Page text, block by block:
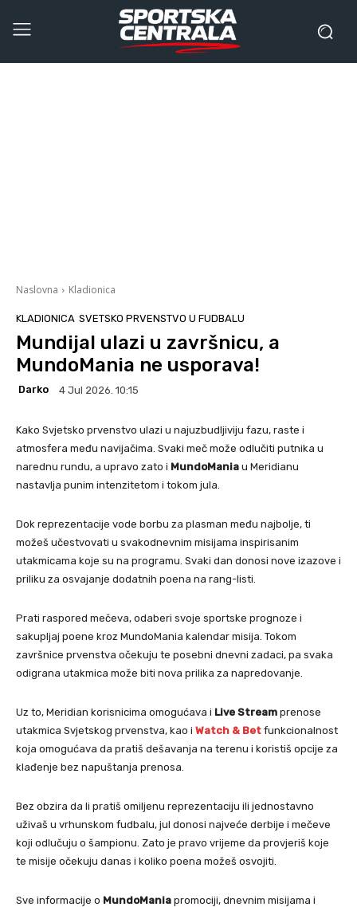
Naslovna Kladionica
KLADIONICA SVETSKO PRVENSTVO U FUDBALU
Mundijal ulazi u završnicu, a
MundoMania ne usporava!
Darko 4 Jul 2026. 10:15
Kako Svjetsko prvenstvo ulazi u najuzbudljiviju fazu, raste i
atmosfera među navijačima. Svaki meč može odlučiti putnika u
narednu rundu, a upravo zato i MundoMania u Meridianu
nastavlja punim intenzitetom i tokom jula.
Dok reprezentacije vode borbu za plasman među najbolje, ti
možeš učestvovati u svakodnevnim misijama inspirisanim
utakmicama koje su na programu. Svaki dan donosi nove izazove i
priliku za osvajanje dodatnih poena na rang-listi.
Prati raspored mečeva, odaberi svoje sportske prognoze i
sakupljaj poene kroz MundoMania kalendar misija. Tokom
završnice prvenstva očekuju te posebni dnevni zadaci, pa svaka
odigrana utakmica može biti nova prilika za napredovanje.
Uz to, Meridian korisnicima omogućava i Live Stream prenose
utakmica Svjetskog prvenstva, kao i Watch & Bet funkcionalnost
koja omogućava da pratiš dešavanja na terenu i koristiš opcije za
klađenje bez napuštanja prenosa.
Bez obzira da li pratiš omiljenu reprezentaciju ili jednostavno
uživaš u vrhunskom fudbalu, jul donosi najveće derbije i mečeve
koji odlučuju o šampionu. Zato je pravo vrijeme da provjeriš koje
te misije očekuju danas i koliko poena možeš osvojiti.
Sve informacije o MundoMania promociji, dnevnim misijama i